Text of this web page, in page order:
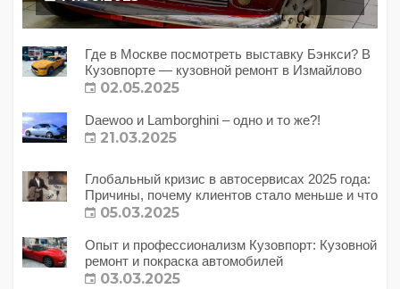
Где в Москве посмотреть выставку Бэнкси? В
Кузовпорте — кузовной ремонт в Измайлово
02.05.2025
Daewoo и Lamborghini – одно и то же?!
21.03.2025
Глобальный кризис в автосервисах 2025 года:
Причины, почему клиентов стало меньше и что
с этим делать?
05.03.2025
Опыт и профессионализм Кузовпорт: Кузовной
ремонт и покраска автомобилей
03.03.2025